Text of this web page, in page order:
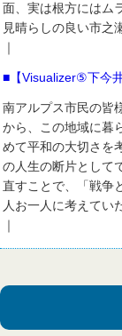
面、実は根方にはム
見晴らしの良い市之
｜
■【Visualizer⑤下今
南アルプス市民の皆
から、この地域に暮
めて平和の大切さを
の人生の断片として
直すことで、「戦争
人お一人に考えてい
｜